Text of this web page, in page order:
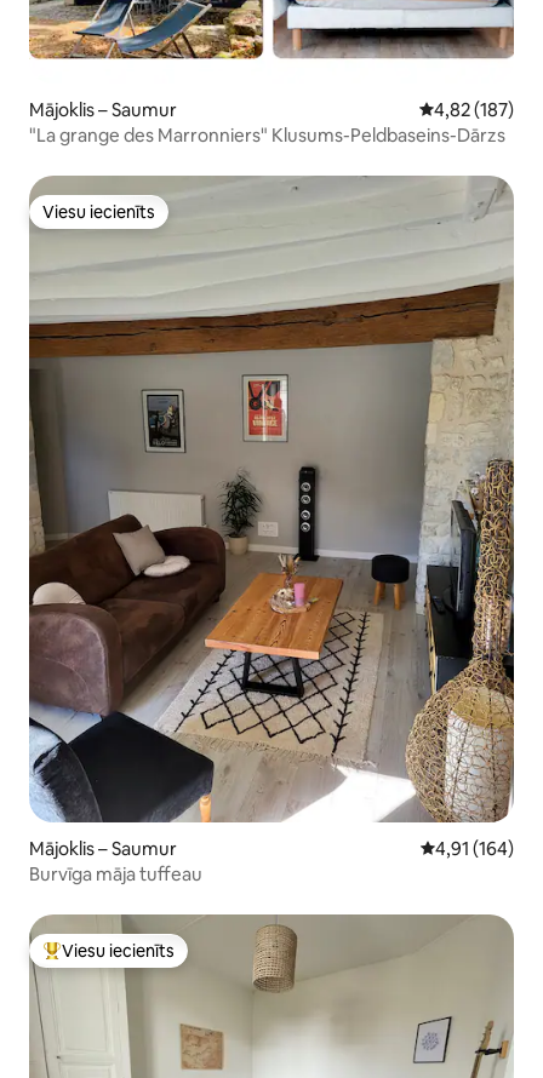
Mājoklis – Saumur Vidējais
4,82 (187)
"La grange des Marronniers" Klusums-Peldbaseins-Dārzs
Viesu iecienīts
Viesu iecienīts
Mājoklis – Saumur Vidējais
4,91 (164)
Burvīga māja tuffeau
Populārs viesu iecienīts mājoklis
Viesu iecienīts